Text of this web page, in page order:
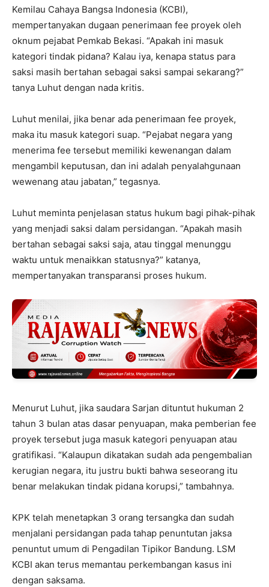
Kemilau Cahaya Bangsa Indonesia (KCBI),
mempertanyakan dugaan penerimaan fee proyek oleh
oknum pejabat Pemkab Bekasi. “Apakah ini masuk
kategori tindak pidana? Kalau iya, kenapa status para
saksi masih bertahan sebagai saksi sampai sekarang?”
tanya Luhut dengan nada kritis.
Luhut menilai, jika benar ada penerimaan fee proyek,
maka itu masuk kategori suap. “Pejabat negara yang
menerima fee tersebut memiliki kewenangan dalam
mengambil keputusan, dan ini adalah penyalahgunaan
wewenang atau jabatan,” tegasnya.
Luhut meminta penjelasan status hukum bagi pihak-pihak
yang menjadi saksi dalam persidangan. “Apakah masih
bertahan sebagai saksi saja, atau tinggal menunggu
waktu untuk menaikkan statusnya?” katanya,
mempertanyakan transparansi proses hukum.
Menurut Luhut, jika saudara Sarjan dituntut hukuman 2
tahun 3 bulan atas dasar penyuapan, maka pemberian fee
proyek tersebut juga masuk kategori penyuapan atau
gratifikasi. “Kalaupun dikatakan sudah ada pengembalian
kerugian negara, itu justru bukti bahwa seseorang itu
benar melakukan tindak pidana korupsi,” tambahnya.
KPK telah menetapkan 3 orang tersangka dan sudah
menjalani persidangan pada tahap penuntutan jaksa
penuntut umum di Pengadilan Tipikor Bandung. LSM
KCBI akan terus memantau perkembangan kasus ini
dengan saksama.